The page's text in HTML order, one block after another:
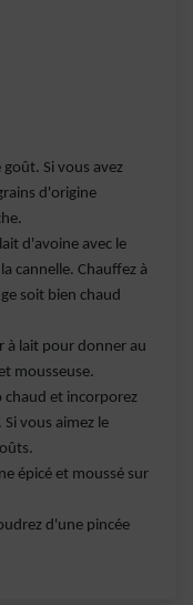
goût. Si vous avez
d'origine
d'avoine avec le
cannelle. Chauffez à
soit bien chaud
à lait pour donner au
mousseuse.
chaud et incorporez
vous aimez le
épicé et moussé sur
d'une pincée